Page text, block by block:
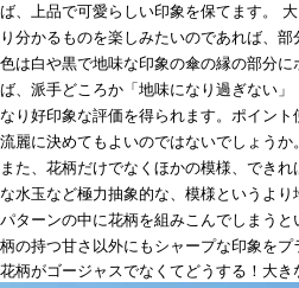
ば、上品で可愛らしい印象を保てます。
り分かるものを楽しみたいのであれば、
色は白や黒で地味な印象の傘の縁の部分
ば、派手どころか「地味になり過ぎない
なり好印象な評価を得られます。ポイン
流麗に決めてもよいのではないでしょうか。
また、花柄だけでなくほかの模様、でき
な水玉など極力抽象的な、模様というよ
パターンの中に花柄を組みこんでしまう
柄の持つ甘さ以外にもシャープな印象をプ
花柄がゴージャスでなくてどうする！大